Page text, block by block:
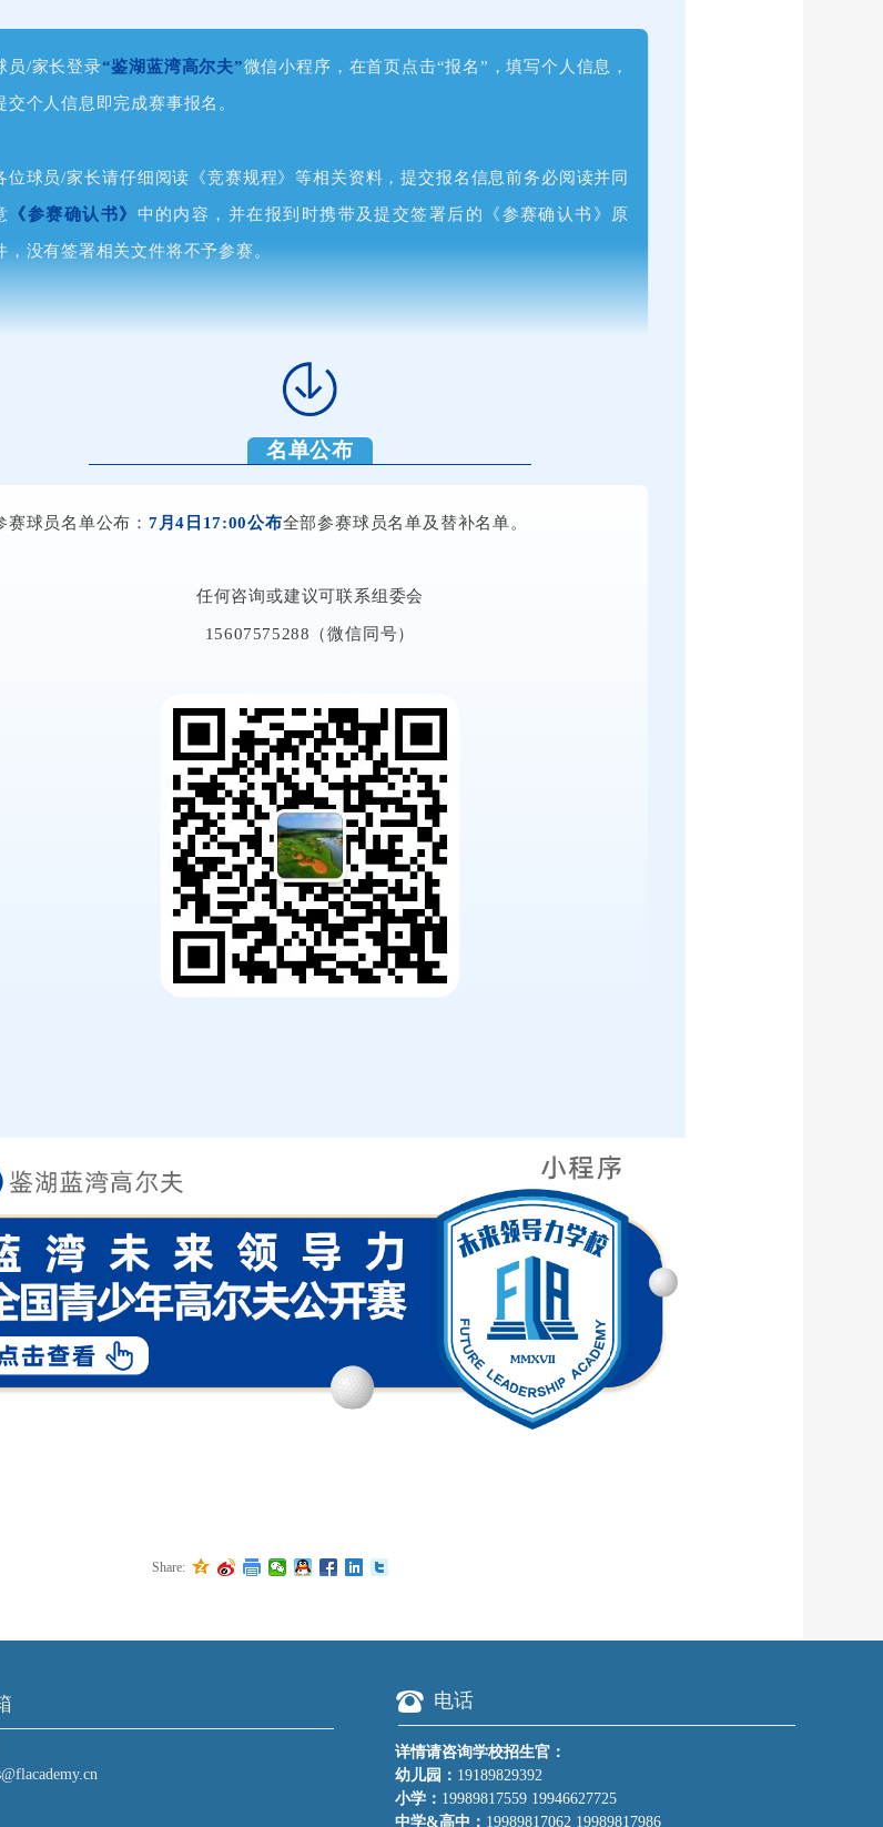
Share:
员/家长登录“鉴湖蓝湾高尔夫”微信小程序，在首页点击“报名”，填写个人信息，
交个人信息即完成赛事报名。
位球员/家长请仔细阅读《竞赛规程》等相关资料，提交报名信息前务必阅读并同
《参赛确认书》 中的内容，并在报到时携带及提交签署后的《参赛确认书》原
，没有签署相关文件将不予参赛。
名单公布
赛球员名单公布：7月4日17:00公布全部参赛球员名单及替补名单。
任何咨询或建议可联系组委会
15607575288（微信同号）
电话
뀰
详情请咨询学校招生官：
幼儿园： 19189829392
小学： 19989817559 19946627725
中学&高中： 19989817062 19989817986